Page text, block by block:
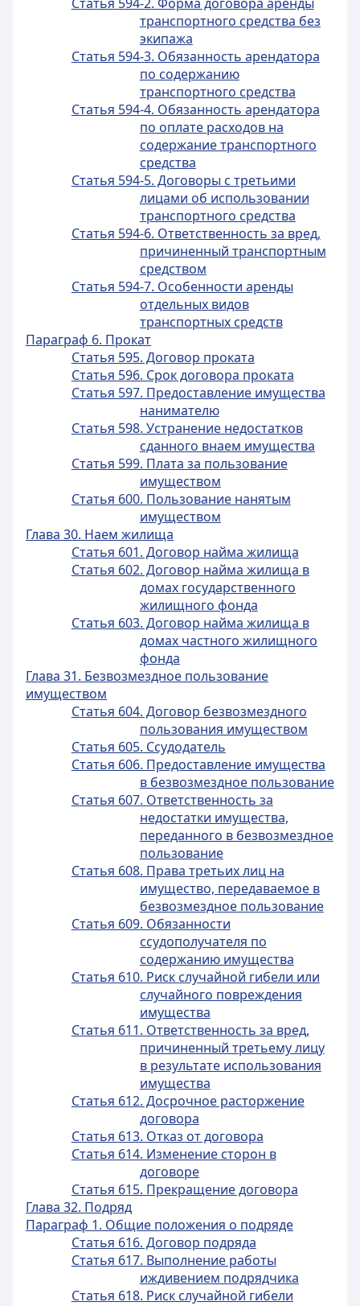
транспортного средства без
экипажа
Статья 594-3. Обязанность арендатора
по содержанию
транспортного средства
Статья 594-4. Обязанность арендатора
по оплате расходов на
содержание транспортного
средства
Статья 594-5. Договоры с третьими
лицами об использовании
транспортного средства
Статья 594-6. Ответственность за вред,
причиненный транспортным
средством
Статья 594-7. Особенности аренды
отдельных видов
транспортных средств
Параграф 6. Прокат
Статья 595. Договор проката
Статья 596. Срок договора проката
Статья 597. Предоставление имущества
нанимателю
Статья 598. Устранение недостатков
сданного внаем имущества
Статья 599. Плата за пользование
имуществом
Статья 600. Пользование нанятым
имуществом
Глава 30. Наем жилища
Статья 601. Договор найма жилища
Статья 602. Договор найма жилища в
домах государственного
жилищного фонда
Статья 603. Договор найма жилища в
домах частного жилищного
фонда
Глава 31. Безвозмездное пользование
имуществом
Статья 604. Договор безвозмездного
пользования имуществом
Статья 605. Ссудодатель
Статья 606. Предоставление имущества
в безвозмездное пользование
Статья 607. Ответственность за
недостатки имущества,
переданного в безвозмездное
пользование
Статья 608. Права третьих лиц на
имущество, передаваемое в
безвозмездное пользование
Статья 609. Обязанности
ссудополучателя по
содержанию имущества
Статья 610. Риск случайной гибели или
случайного повреждения
имущества
Статья 611. Ответственность за вред,
причиненный третьему лицу
в результате использования
имущества
Статья 612. Досрочное расторжение
договора
Статья 613. Отказ от договора
Статья 614. Изменение сторон в
договоре
Статья 615. Прекращение договора
Глава 32. Подряд
Параграф 1. Общие положения о подряде
Статья 616. Договор подряда
Статья 617. Выполнение работы
иждивением подрядчика
Статья 618. Риск случайной гибели